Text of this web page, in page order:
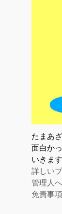
たまあ
面白か
いきます
詳しい
管理人
免責事項